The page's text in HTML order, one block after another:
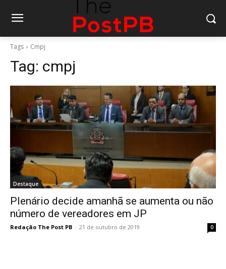
Tags Cmpj
Tag: cmpj
Destaque
Plenário decide amanhã se aumenta ou não
número de vereadores em JP
Redação The Post PB - 21 de outubro de 2019 0